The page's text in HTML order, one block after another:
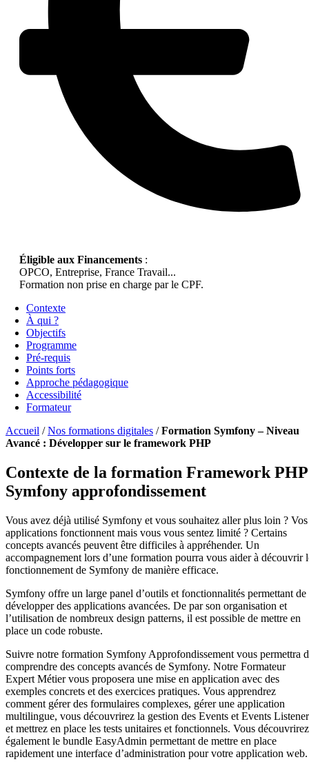
Éligible aux Financements :
OPCO, Entreprise, France Travail...
Formation non prise en charge par le CPF.
Contexte
À qui ?
Objectifs
Programme
Pré-requis
Points forts
Approche pédagogique
Accessibilité
Formateur
Accueil /Nos formations digitales /Formation Symfony – Niveau
Avancé : Développer sur le framework PHP
Contexte de la formation Framework PHP
Symfony approfondissement
Vous avez déjà utilisé Symfony et vous souhaitez aller plus loin ? Vos
applications fonctionnent mais vous vous sentez limité ? Certains
concepts avancés peuvent être difficiles à appréhender. Un
accompagnement lors d’une formation pourra vous aider à découvrir
fonctionnement de Symfony de manière efficace.
Symfony offre un large panel d’outils et fonctionnalités permettant de
développer des applications avancées. De par son organisation et
l’utilisation de nombreux design patterns, il est possible de mettre en
place un code robuste.
Suivre notre formation Symfony Approfondissement vous permettra
comprendre des concepts avancés de Symfony. Notre Formateur
Expert Métier vous proposera une mise en application avec des
exemples concrets et des exercices pratiques. Vous apprendrez
comment gérer des formulaires complexes, gérer une application
multilingue, vous découvrirez la gestion des Events et Events
et mettrez en place les tests unitaires et fonctionnels. Vous découvrirez
également le bundle EasyAdmin permettant de mettre en place
rapidement une interface d’administration pour votre application web.